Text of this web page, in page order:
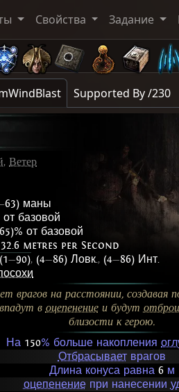
Свойства Задание
Supported By /230
, Ветер
63) маны
от базовой
от базовой
32.6 metres per Second
—90), (4—86) Ловк., (4—86) Инт.
врагов на расстоянии, создавая
в оцепенениеи будут
близости к герою.
На 150% больше накопления
Отбрасываетврагов
Длина конуса равна 6м
оцепенениепри нанесении